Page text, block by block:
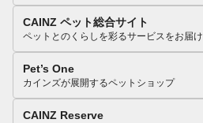
CAINZ ペット総合サイト
ペットとのくらしを彩るサービスをお届け
Pet’s One
カインズが展開するペットショップ
CAINZ Reserve